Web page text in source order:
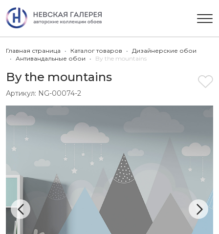
Главная страница Каталог товаров
Дизайнерские обои
Антивандальные обои
By the mountains
By the mountains
Артикул: NG-00074-2